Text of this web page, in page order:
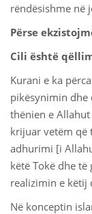
Türkçe
Yorùbá
rëndësishme në
Përse
Cili është
Kurani e ka
pikësynimin dhe
thënien e
krijuar vetëm që
adhurimi [i
këtë Tokë dhe
realizimin e këtij
Në konceptin